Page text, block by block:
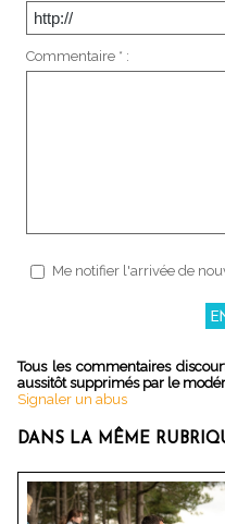
Commentaire * :
Me notifier l'arrivée de
Tous les commentaires
aussitôt supprimés par le
Signaler un abus
DANS LA MÊME